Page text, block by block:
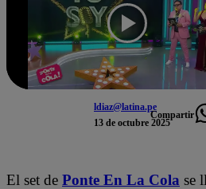
ldiaz@latina.pe
13 de octubre 2025
Compartir
El set de Ponte En La Cola se